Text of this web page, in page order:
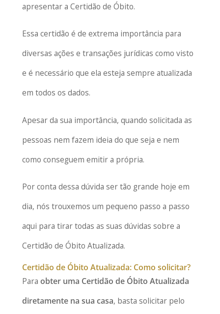
apresentar a Certidão de Óbito.
Essa certidão é de extrema importância para
diversas ações e transações jurídicas como visto
e é necessário que ela esteja sempre atualizada
em todos os dados.
Apesar da sua importância, quando solicitada as
pessoas nem fazem ideia do que seja e nem
como conseguem emitir a própria.
Por conta dessa dúvida ser tão grande hoje em
dia, nós trouxemos um pequeno passo a passo
aqui para tirar todas as suas dúvidas sobre a
Certidão de Óbito Atualizada.
Certidão de Óbito Atualizada: Como solicitar?
Para obter uma Certidão de Óbito Atualizada
diretamente na sua casa, basta solicitar pelo